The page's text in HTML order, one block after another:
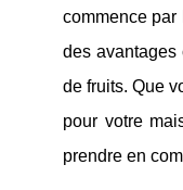
commence par
des avantages
de fruits. Que
pour votre
prendre en